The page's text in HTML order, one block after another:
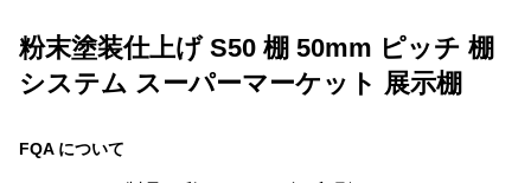
粉末塗装仕上げ S50 棚 50mm ピッチ 棚
システム スーパーマーケット 展示棚
FQA について